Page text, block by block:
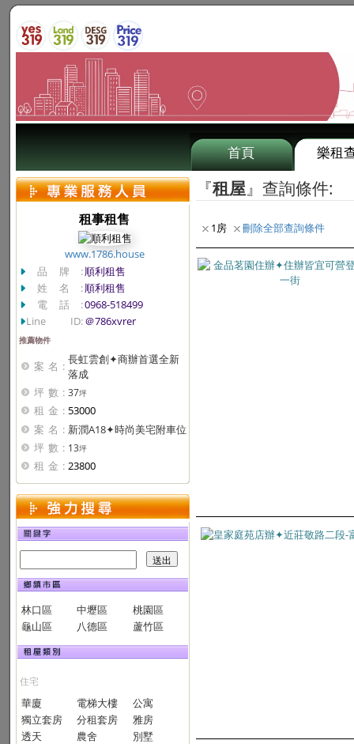
首頁 樂租
租事租售
www.1786.house
品牌:順利租售
姓名:順利租售
電話:0968-518499
Line ID:＠786xvrer
推薦物件
案名: 長虹雲創✦商辦首選全新
落成
坪數: 37坪
租金: 53000
案名: 新潤A18✦時尚美宅附車位
坪數: 13坪
租金: 23800
林口區 中壢區
桃園區
龜山區
八德區 蘆竹區
住宅
華廈 電梯大樓
公寓
獨立套房
分租套房
雅房
透天
農舍 別墅
『租屋』查詢條件:
1房 刪除全部查詢條件